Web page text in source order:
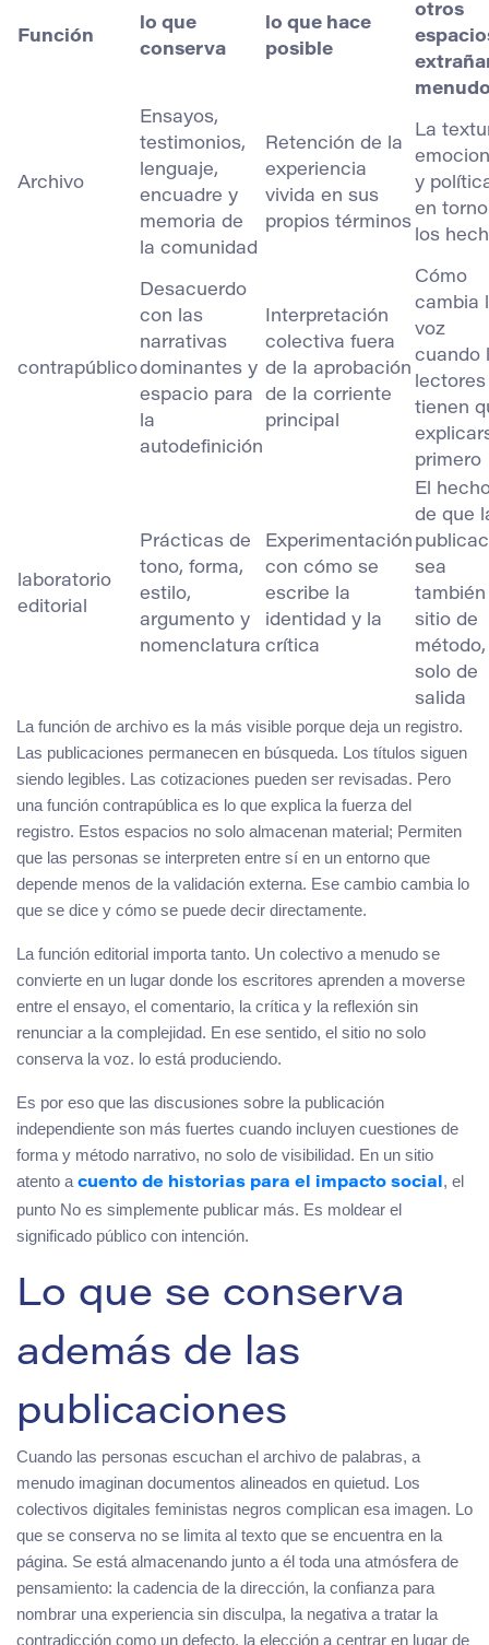
Función
lo que
conserva
lo que hace
posible
otros
Archivo
Ensayos,
testimonios,
lenguaje,
encuadre y
memoria de
la comunidad
Retención de la
experiencia
vivida en sus
propios términos
La
y
en
los
contrapúblico
Desacuerdo
con las
narrativas
dominantes y
espacio para
la
autodefinición
Interpretación
colectiva fuera
de la aprobación
de la corriente
principal
Cómo
cambia
voz
cuando
tienen
primero
laboratorio
editorial
Prácticas de
tono, forma,
estilo,
argumento y
nomenclatura
Experimentación
con cómo se
escribe la
identidad y la
crítica
El
de que
sea
también
sitio de
solo de
salida
La función de archivo es la más visible porque deja un registro.
Las publicaciones permanecen en búsqueda. Los títulos siguen
siendo legibles. Las cotizaciones pueden ser revisadas. Pero
una función contrapública es lo que explica la fuerza del
registro. Estos espacios no solo almacenan material; Permiten
que las personas se interpreten entre sí en un entorno que
depende menos de la validación externa. Ese cambio cambia lo
que se dice y cómo se puede decir directamente.
La función editorial importa tanto. Un colectivo a menudo se
convierte en un lugar donde los escritores aprenden a moverse
entre el ensayo, el comentario, la crítica y la reflexión sin
renunciar a la complejidad. En ese sentido, el sitio no solo
conserva la voz. lo está produciendo.
Es por eso que las discusiones sobre la publicación
independiente son más fuertes cuando incluyen cuestiones de
forma y método narrativo, no solo de visibilidad. En un sitio
atento a cuento de historias para el impacto social , el
punto No es simplemente publicar más. Es moldear el
significado público con intención.
Lo que se conserva
además de las
publicaciones
Cuando las personas escuchan el archivo de palabras, a
menudo imaginan documentos alineados en quietud. Los
colectivos digitales feministas negros complican esa imagen. Lo
que se conserva no se limita al texto que se encuentra en la
página. Se está almacenando junto a él toda una atmósfera de
pensamiento: la cadencia de la dirección, la confianza para
nombrar una experiencia sin disculpa, la negativa a tratar la
contradicción como un defecto, la elección a centrar en lugar de